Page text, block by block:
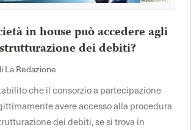
in house può accedere agli
dei debiti?
La Redazione
che il consorzio a partecipazione
avere accesso alla procedura
dei debiti, se si trova in